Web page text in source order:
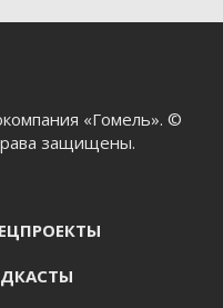
«Гомель». ©
защищены.